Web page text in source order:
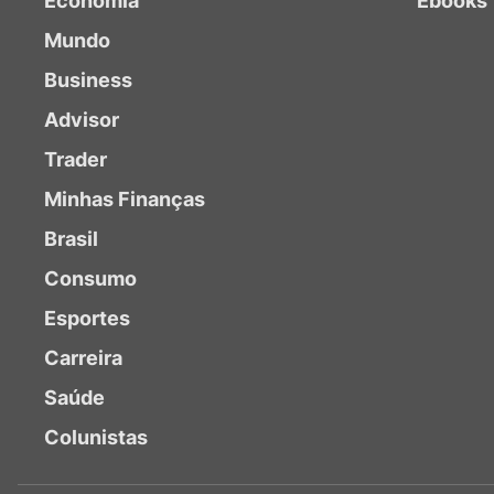
Mundo
Business
Advisor
Trader
Minhas Finanças
Brasil
Consumo
Esportes
Carreira
Saúde
Colunistas